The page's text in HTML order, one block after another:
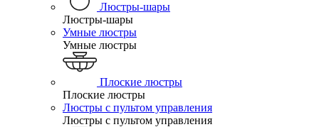
Люстры-шары
Люстры-шары
Умные люстры
Умные люстры
Плоские люстры
Плоские люстры
Люстры с пультом управления
Люстры с пультом управления